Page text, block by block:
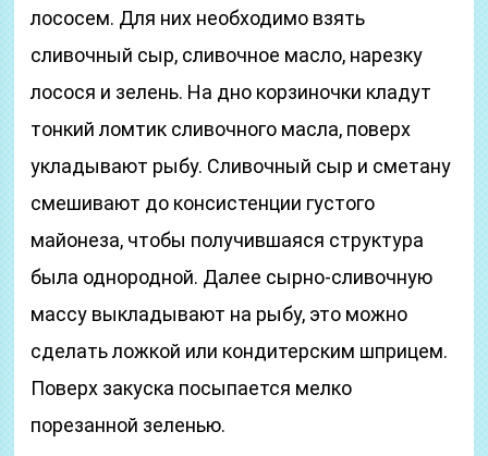
лососем. Для них необходимо взять
сливочный сыр, сливочное масло, нарезку
лосося и зелень. На дно корзиночки кладут
тонкий ломтик сливочного масла, поверх
укладывают рыбу. Сливочный сыр и сметану
смешивают до консистенции густого
майонеза, чтобы получившаяся структура
была однородной. Далее сырно-сливочную
массу выкладывают на рыбу, это можно
сделать ложкой или кондитерским шприцем.
Поверх закуска посыпается мелко
порезанной зеленью.